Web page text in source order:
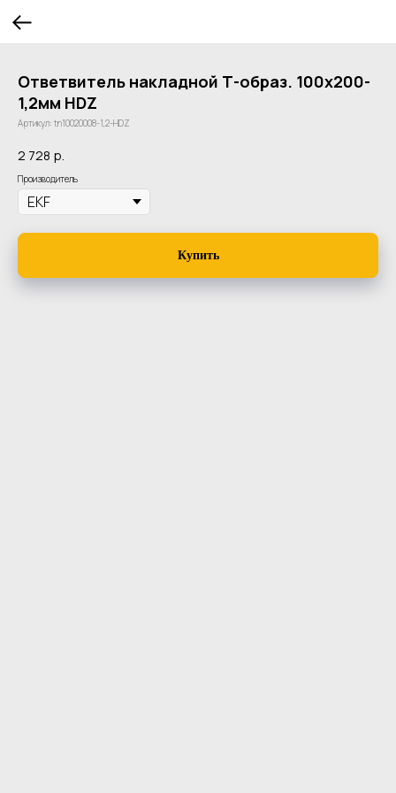
Ответвитель накладной Т-образ. 100х200-
1,2мм HDZ
Артикул: tn10020008-1,2-HDZ
2 728 р.
Производитель
Купить